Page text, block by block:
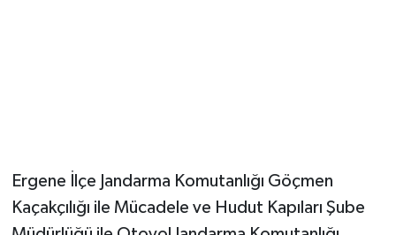
Ergene İlçe Jandarma Komutanlığı Göçmen
Kaçakçılığı ile Mücadele ve Hudut Kapıları Şube
Sağlık